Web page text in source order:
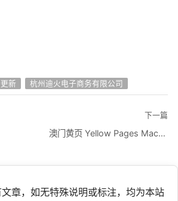
新 杭州迪火电子商务有限公司
下一篇
澳门黄页 Yellow Pages Macau
章，如无特殊说明或标注，均为本站